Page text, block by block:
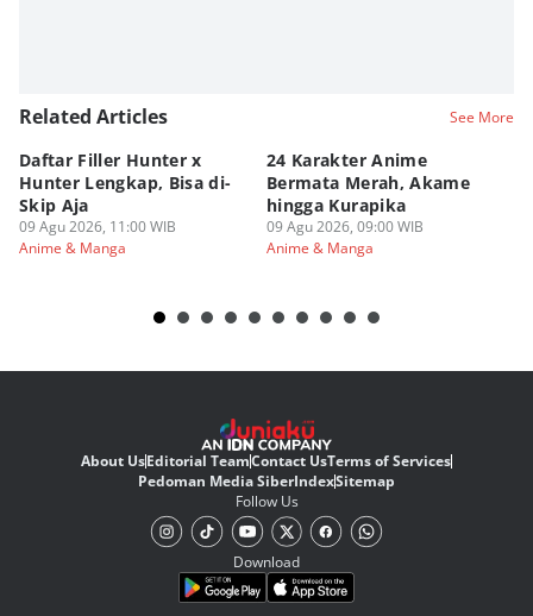
Related Articles See More
Daftar Filler Hunter x
Hunter Lengkap, Bisa di-
Skip Aja
09 Agu 2026, 11:00 WIB
Anime & Manga
24 Karakter Anime
Bermata Merah, Akame
hingga Kurapika
09 Agu 2026, 09:00 WIB
Anime & Manga
About UsEditorial TeamContact UsTerms of Services
Pedoman Media SiberIndexSitemap
Follow Us
Download